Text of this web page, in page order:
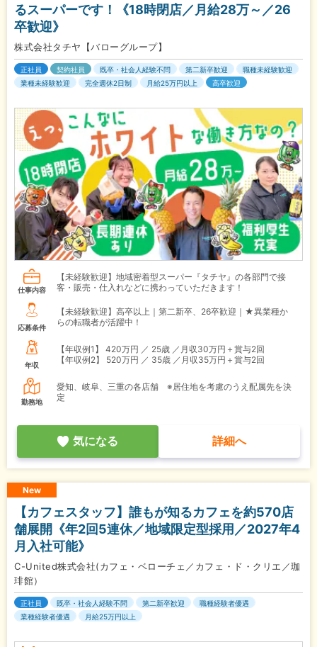
るスーパーです！《18時閉店／月給28万～／26
卒歓迎》
株式会社タチヤ【バローグループ】
正社員 契約社員 既卒・社会人経験不問 第二新卒歓迎
職種未経験歓迎
業種未経験歓迎
完全週休2日制 月給25万円以上 高卒歓迎
仕事内容
【未経験歓迎】地域密着型スーパー『タチヤ』の各部門で接
客・販売・仕入れなどに携わっていただきます！
応募条件
【未経験歓迎】高卒以上｜第二新卒、26卒歓迎｜★異業種か
らの転職者が活躍中！
年収
【年収例1】
420万円 ／ 25歳 ／月収30万円＋賞与2回
【年収例2】
520万円 ／ 35歳 ／月収35万円＋賞与2回
勤務地
愛知、岐阜、三重の各店舗 ※居住地を考慮のうえ配属先を決
定
気になる 詳細へ
New
【カフェスタッフ】誰もが知るカフェを約570店
舗展開《年2回5連休／地域限定型採用／2027年4
月入社可能》
C-United株式会社(カフェ・ベローチェ／カフェ・ド・クリエ／珈
琲館）
正社員 既卒・社会人経験不問 第二新卒歓迎
職種経験者優遇
業種経験者優遇
月給25万円以上